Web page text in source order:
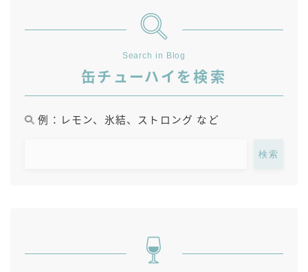
こだわり酒場
BAR Pomum（バー・ポームム）
Search in Blog
缶チューハイを検索
例：レモン、氷結、ストロング など
検索